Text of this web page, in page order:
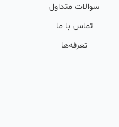
به کسب‌وکارها شرایط را
در چچیلاس با کلمات
بسیار خوبی گرفته‌اند.
سوالات متداول
تماس با ما
تعرفه‌ها